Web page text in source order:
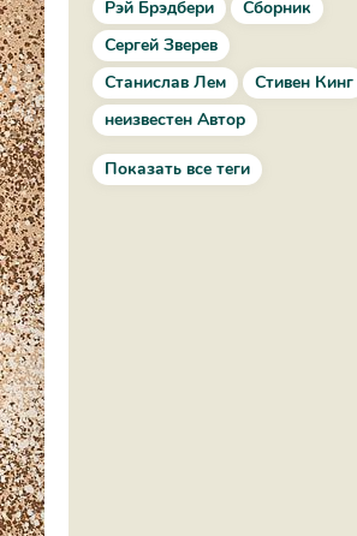
Рэй Брэдбери
Сборник
Сергей Зверев
Станислав Лем
Стивен Кинг
неизвестен Автор
Показать все теги